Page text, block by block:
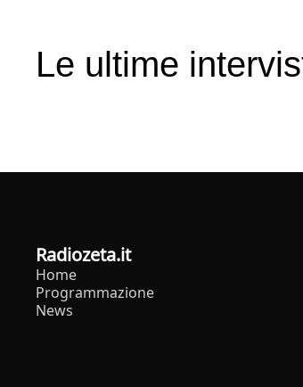
Le ultime
radiozeta.it
Home
Programmazione
News